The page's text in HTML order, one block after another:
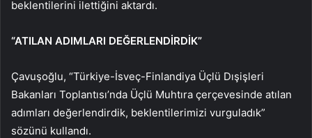
beklentilerini ilettiğini aktardı.
“ATILAN ADIMLARI DEĞERLENDİRDİK”
Çavuşoğlu, “Türkiye-İsveç-Finlandiya Üçlü Dışişleri
Bakanları Toplantısı’nda Üçlü Muhtıra çerçevesinde atılan
adımları değerlendirdik, beklentilerimizi vurguladık”
sözünü kullandı.